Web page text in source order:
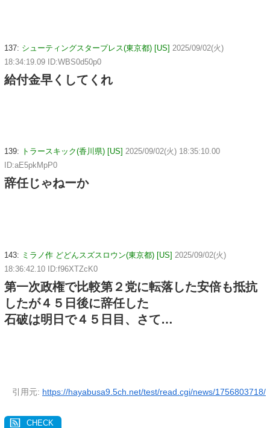
137: シューティングスタープレス(東京都) [US] 2025/09/02(火)
18:34:19.09 ID:WBS0d50p0
給付金早くしてくれ
139: トラースキック(香川県) [US] 2025/09/02(火) 18:35:10.00
ID:aE5pkMpP0
辞任じゃねーか
143: ミラノ作 どどんスズスロウン(東京都) [US] 2025/09/02(火)
18:36:42.10 ID:f96XTZcK0
第一次政権で比較第２党に転落した安倍も抵抗
したが４５日後に辞任した
石破は明日で４５日目、さて…
引用元: https://hayabusa9.5ch.net/test/read.cgi/news/1756803718/